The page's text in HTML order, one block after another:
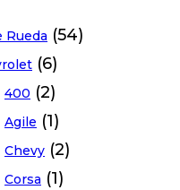
Rueda (54)
(6)
400 (2)
Agile (1)
Chevy (2)
Corsa (1)